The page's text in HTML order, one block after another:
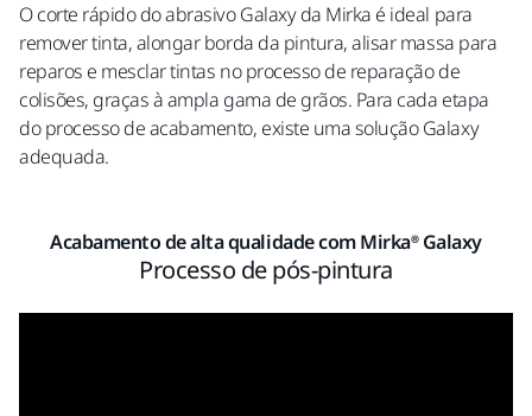
O corte rápido do abrasivo Galaxy da Mirka é ideal para
remover tinta, alongar borda da pintura, alisar massa para
reparos e mesclar tintas no processo de reparação de
colisões, graças à ampla gama de grãos. Para cada etapa
do processo de acabamento, existe uma solução Galaxy
adequada.
Acabamento de alta qualidade com Mirka® Galaxy
Processo de pós-pintura